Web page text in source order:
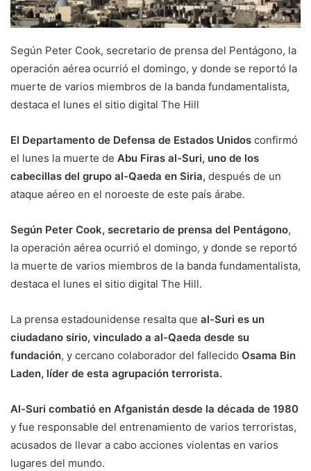
Según Peter Cook, secretario de prensa del Pentágono, la
operación aérea ocurrió el domingo, y donde se reportó la
muerte de varios miembros de la banda fundamentalista,
destaca el lunes el sitio digital The Hill
El Departamento de Defensa de Estados Unidos confirmó
el lunes la muerte de Abu Firas al-Suri, uno de los
cabecillas del grupo al-Qaeda en Siria, después de un
ataque aéreo en el noroeste de este país árabe.
Según Peter Cook, secretario de prensa del Pentágono,
la operación aérea ocurrió el domingo, y donde se reportó
la muerte de varios miembros de la banda fundamentalista,
destaca el lunes el sitio digital The Hill.
La prensa estadounidense resalta que al-Suri es un
ciudadano sirio, vinculado a al-Qaeda desde su
fundación, y cercano colaborador del fallecido Osama Bin
Laden, líder de esta agrupación terrorista.
Al-Suri combatió en Afganistán desde la década de 1980
y fue responsable del entrenamiento de varios terroristas,
acusados de llevar a cabo acciones violentas en varios
lugares del mundo.